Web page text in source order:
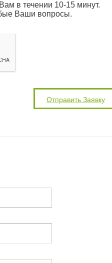
в течении 10-15 минут.
Ваши вопросы.